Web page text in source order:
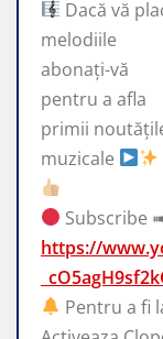
Dacă vă
melodiile
abonați-vă
pentru a afla
primii
muzicale
Subscribe
https://
Pentru a fi